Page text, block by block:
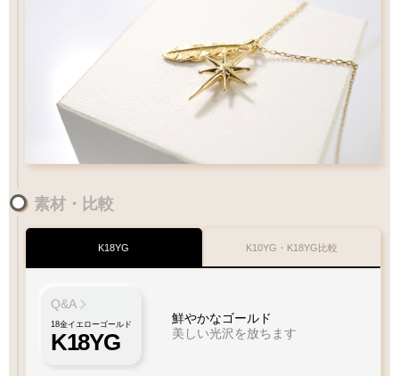
素材・比較
K18YG
Q&A
18金イエローゴールド
K18YG
鮮やかなゴールド
美しい光沢を放ちます
K10YG・K18YG比較